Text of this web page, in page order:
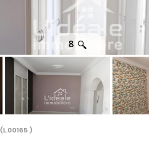
8
(L.00165 )